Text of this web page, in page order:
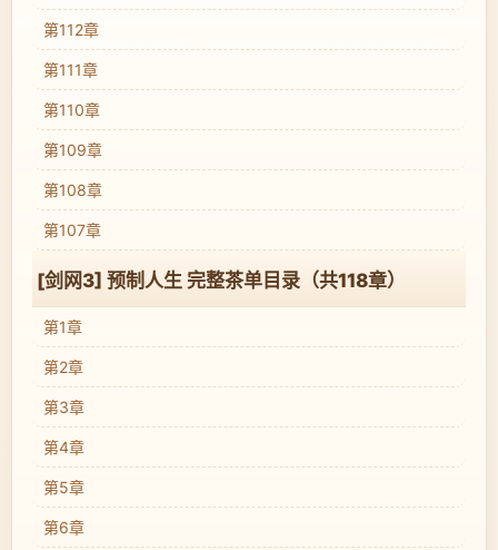
第112章
第111章
第110章
第109章
第108章
第107章
[剑网3] 预制人生 完整茶单目录（共118章）
第1章
第2章
第3章
第4章
第5章
第6章